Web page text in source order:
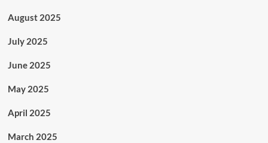
August 2025
July 2025
June 2025
May 2025
April 2025
March 2025